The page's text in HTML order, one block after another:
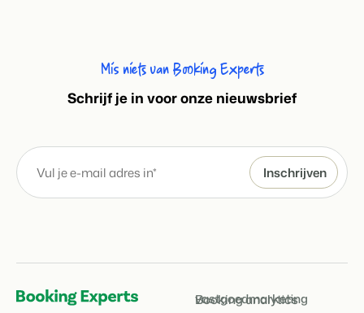
Mis niets van Booking Experts
Schrijf je in voor onze nieuwsbrief
vastgoedmarketing
Booking analytics